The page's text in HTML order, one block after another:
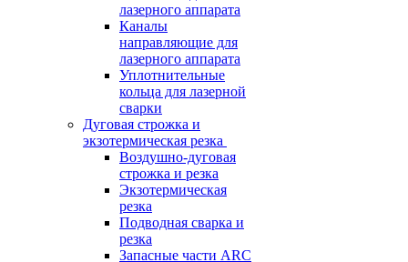
лазерного аппарата
Каналы
направляющие для
лазерного аппарата
Уплотнительные
кольца для лазерной
сварки
Дуговая строжка и
экзотермическая резка
Воздушно-дуговая
строжка и резка
Экзотермическая
резка
Подводная сварка и
резка
Запасные части ARC